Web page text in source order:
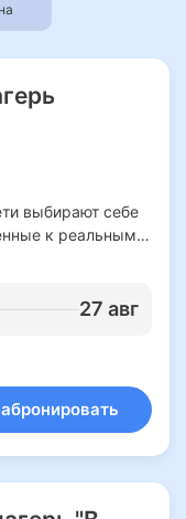
выбирают себе
к реальным.
игру. Весь
в поиске
это делать.
"деньги" — это
27 авг